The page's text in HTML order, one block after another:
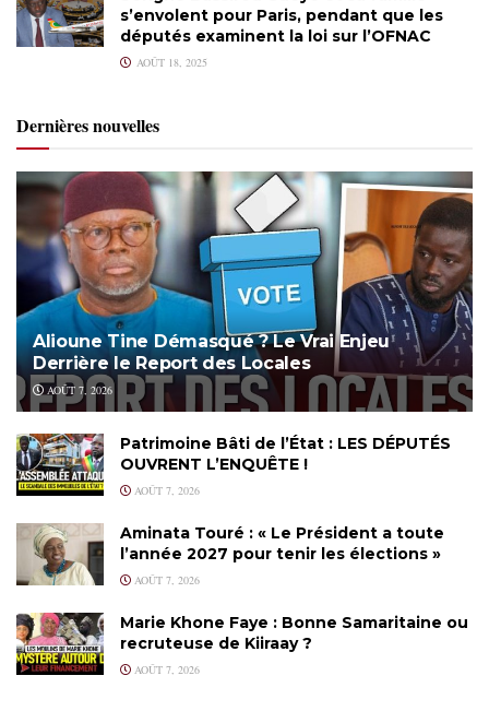
s’envolent pour Paris, pendant que les
députés examinent la loi sur l’OFNAC
AOÛT 18, 2025
Dernières nouvelles
Alioune Tine Démasqué ? Le Vrai Enjeu
Derrière le Report des Locales
AOÛT 7, 2026
Patrimoine Bâti de l’État : LES DÉPUTÉS
OUVRENT L’ENQUÊTE !
AOÛT 7, 2026
Aminata Touré : « Le Président a toute
l’année 2027 pour tenir les élections »
AOÛT 7, 2026
Marie Khone Faye : Bonne Samaritaine ou
recruteuse de Kiiraay ?
AOÛT 7, 2026